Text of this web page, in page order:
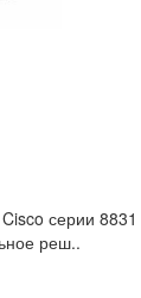
серии 8831
реш..